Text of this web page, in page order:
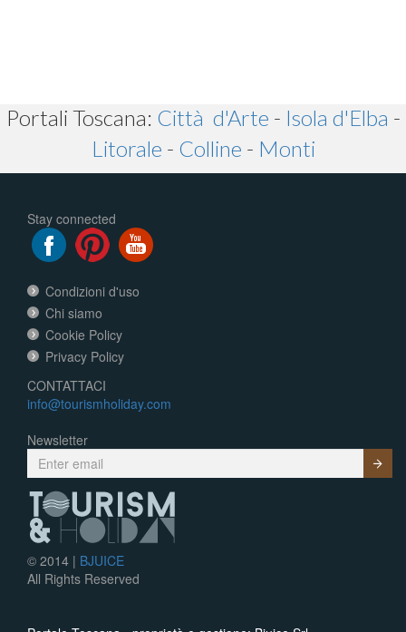
Portali Toscana: Città d'Arte - Isola d'Elba -
Litorale - Colline - Monti
Stay connected
Condizioni d'uso
Chi siamo
Cookie Policy
Privacy Policy
CONTATTACI
info@tourismholiday.com
Newsletter
© 2014 | BJUICE
All Rights Reserved